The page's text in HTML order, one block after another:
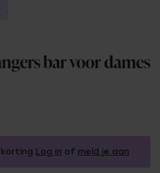
bar voor dames
Log in of meld je aan